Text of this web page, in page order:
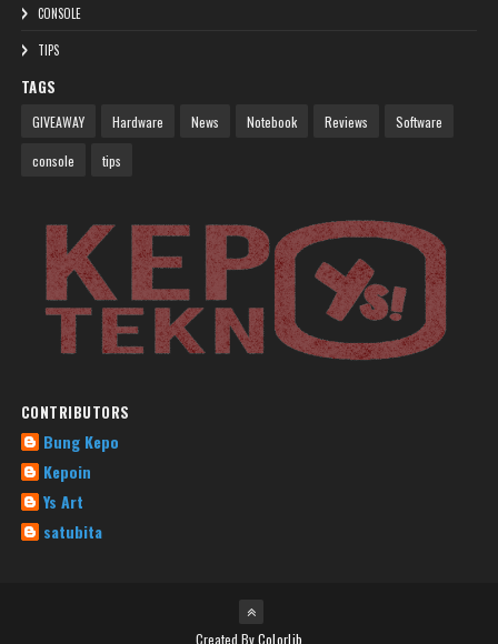
CONSOLE
TIPS
TAGS
GIVEAWAY Hardware News Notebook Reviews Software
console tips
CONTRIBUTORS
Bung Kepo
Kepoin
Ys Art
satubita
Created ByColorlib